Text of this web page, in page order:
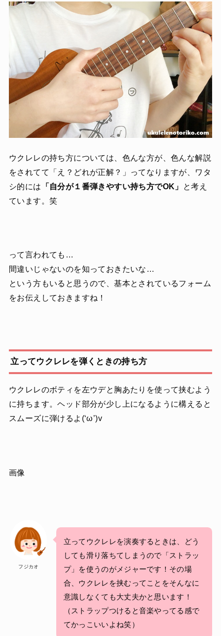
ウクレレの持ち方については、色んな方が、色んな解説
をされてて「え？どれが正解？」ってなりますが、ワタ
シ的には 「自分が１番弾きやすい持ち方でOK」
と考え
ています。笑
って言われても…
間違いじゃないのを知っておきたいな…
という方もいると思うので、基本とされているフォーム
をお伝えしておきますね！
立ってウクレレを弾くときの持ち方
ウクレレのボティを左ウデと胸あたりを使って挟むよう
に持ちます。ヘッド部分が少し上になるように構えると
スムーズに弾けるよ(‘ω’)v
画像
フジカオ
立ってウクレレを演奏するときは、どう
しても滑り落ちてしまうので「ストラッ
プ」を使うのがメジャーです！その場
合、ウクレレを挟むってことをそんなに
意識しなくても大丈夫かと思います！
（ストラップつけると音楽やってる感で
てかっこいいよね笑）